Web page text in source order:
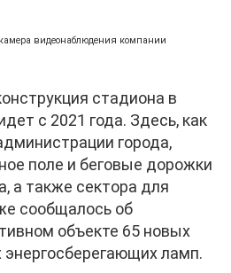
видеонаблюдения компании
стадиона в
с 2021 года. Здесь, как
города,
поле и беговые дорожки
а также сектора для
сообщалось об
объекте 65 новых
энергосберегающих ламп.